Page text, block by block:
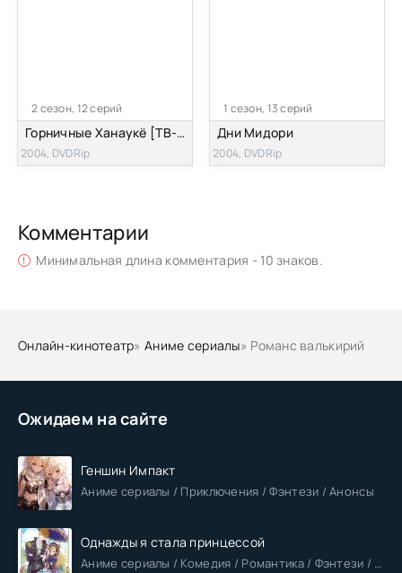
Ожидаем на сайте
Геншин Импакт
Аниме сериалы / Приключения / Фэнтези / Анонсы
Однажды я стала принцессой
Аниме сериалы / Комедия / Романтика / Фэнтези / Анонсы
2 сезон, 12 серий
Горничные Ханаукё [ТВ-2]
2004, DVDRip
1 сезон, 13 серий
Дни Мидори
2004, DVDRip
Комментарии
Минимальная длина комментария - 10 знаков.
Онлайн-кинотеатр»Аниме сериалы» Романс валькирий